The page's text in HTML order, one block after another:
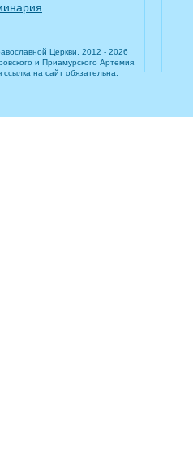
Церкви, 2012 - 2026
и Приамурского Артемия.
на сайт обязательна.